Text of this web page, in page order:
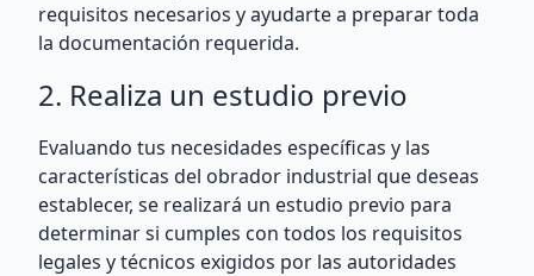
requisitos necesarios y ayudarte a preparar toda
la documentación requerida.
2. Realiza un estudio previo
Evaluando tus necesidades específicas y las
características del obrador industrial que deseas
establecer, se realizará un estudio previo para
determinar si cumples con todos los requisitos
legales y técnicos exigidos por las autoridades